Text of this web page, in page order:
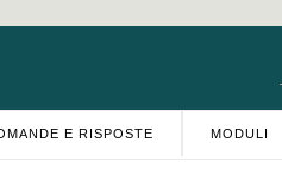
E RISPOSTE MODULI